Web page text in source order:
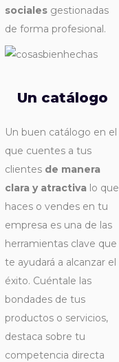
sociales gestionadas
de forma profesional.
Un catálogo
Un buen catálogo en el
que cuentes a tus
clientes de manera
clara y atractiva lo que
haces o vendes en tu
empresa es una de las
herramientas clave que
te ayudará a alcanzar el
éxito. Cuéntale las
bondades de tus
productos o servicios,
destaca sobre tu
competencia directa